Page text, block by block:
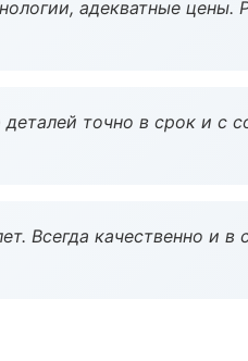
адекватные цены.
точно в срок и с
Всегда качественно и в